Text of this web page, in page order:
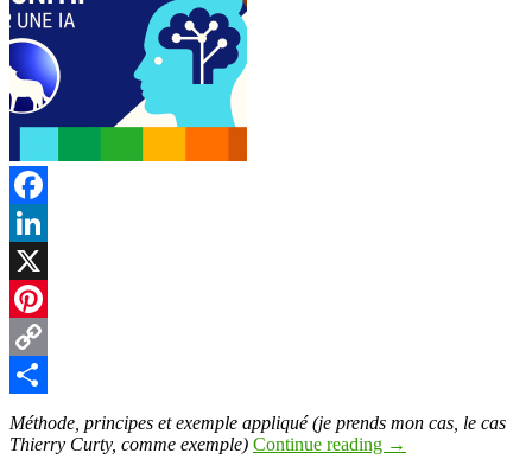
Facebook
LinkedIn
X
Pinterest
Copy
Link
Partager
Méthode, principes et exemple appliqué (je prends mon cas, le cas
Thierry Curty, comme exemple) Continue reading →